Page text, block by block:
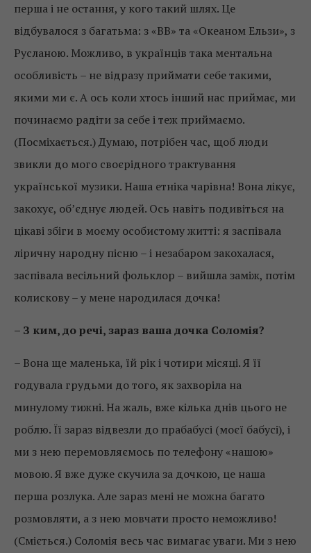
перша і не остання, у кого такий шлях. Це
відбувалося з багатьма: з «ВВ» та «Океаном Ельзи», з
Русланою. Можливо, в українців така ментальна
особливість – не відразу приймати себе такими,
якими ми є. А ось коли хтось інший нас приймає, ми
починаємо радіти за себе і теж приймаємо.
(Посміхається.) Думаю, потрібен час, щоб люди
звикли до мого своєрідного трактування
української музики. Наша етніка чарівна! Вона лікує,
закохує, об’єднує людей. Ось навіть подивіться на
цікаві збіги в моєму особистому житті: я заспівала
ліричну народну пісню – і незабаром закохалася,
заспівала весільний фольклор – вийшла заміж, потім
колискову – у мене народилася дочка!
– З ким, до речі, зараз ваша дочка Соломія?
– Вона ще маленька, їй рік і чотири місяці. Я її
годувала грудьми до того, як захворіла на
минулому тижні. На жаль, вже кілька днів цього не
роблю. Її зараз відвезли до прабабусі (моєї бабусі), і
ми з нею перемовляємось по телефону «нашою»
мовою. Я вже дуже скучила за дочкою, це наша
перша розлука. Але зараз мені не можна багато
розмовляти, а з нею мовчати просто неможливо!
(Сміється.) Соломія весь час вимагає уваги. Ми з нею